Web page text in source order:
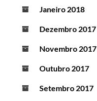
Janeiro 2018
Dezembro 2017
Novembro 2017
Outubro 2017
Setembro 2017